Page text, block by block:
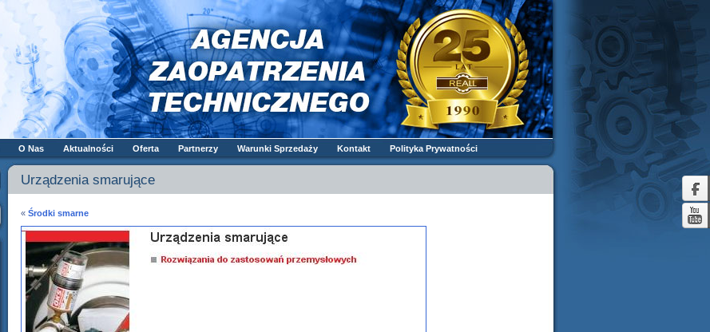
Polityka Prywatności
Kontakt
Warunki Sprzedaży
Partnerzy
Oferta
Aktualności
O Nas
Urządzenia smarujące
« Środki smarne